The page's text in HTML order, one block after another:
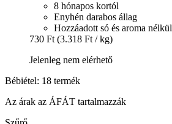
8 hónapos kortól
Enyhén darabos állag
Hozzáadott só és aroma nélkül
730 Ft (3.318 Ft / kg)
Jelenleg nem elérhető
Bébiétel: 18 termék
Az árak az ÁFÁT tartalmazzák